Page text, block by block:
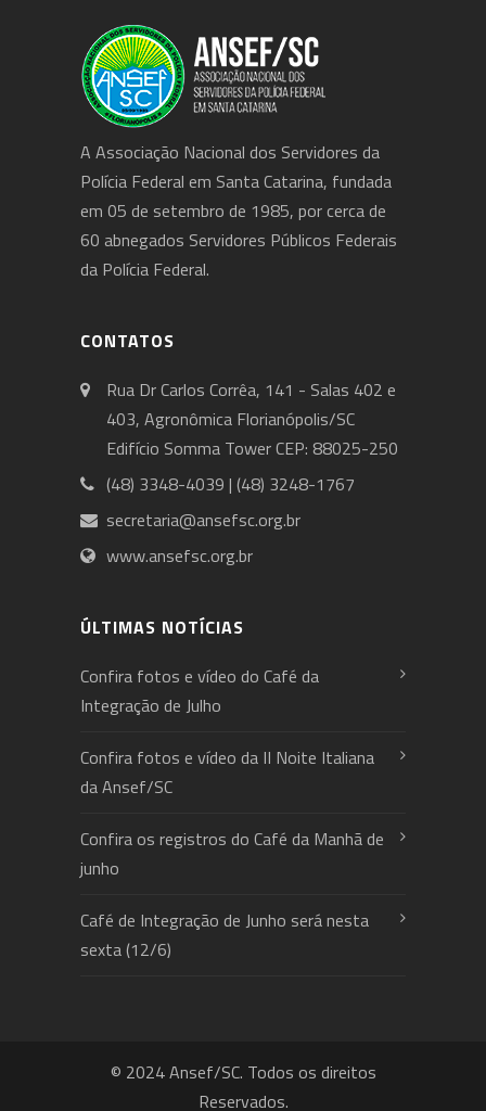
A Associação Nacional dos Servidores da
Polícia Federal em Santa Catarina, fundada
em 05 de setembro de 1985, por cerca de
60 abnegados Servidores Públicos Federais
da Polícia Federal.
CONTATOS
Rua Dr Carlos Corrêa, 141 - Salas 402 e
403, Agronômica Florianópolis/SC
Edifício Somma Tower CEP: 88025-250
(48) 3348-4039 | (48) 3248-1767
secretaria@ansefsc.org.br
www.ansefsc.org.br
ÚLTIMAS NOTÍCIAS
Confira fotos e vídeo do Café da
Integração de Julho
Confira fotos e vídeo da II Noite Italiana
da Ansef/SC
Confira os registros do Café da Manhã de
junho
Café de Integração de Junho será nesta
sexta (12/6)
© 2024 Ansef/SC. Todos os direitos
Reservados.